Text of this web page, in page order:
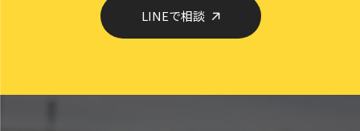
LINEで相談